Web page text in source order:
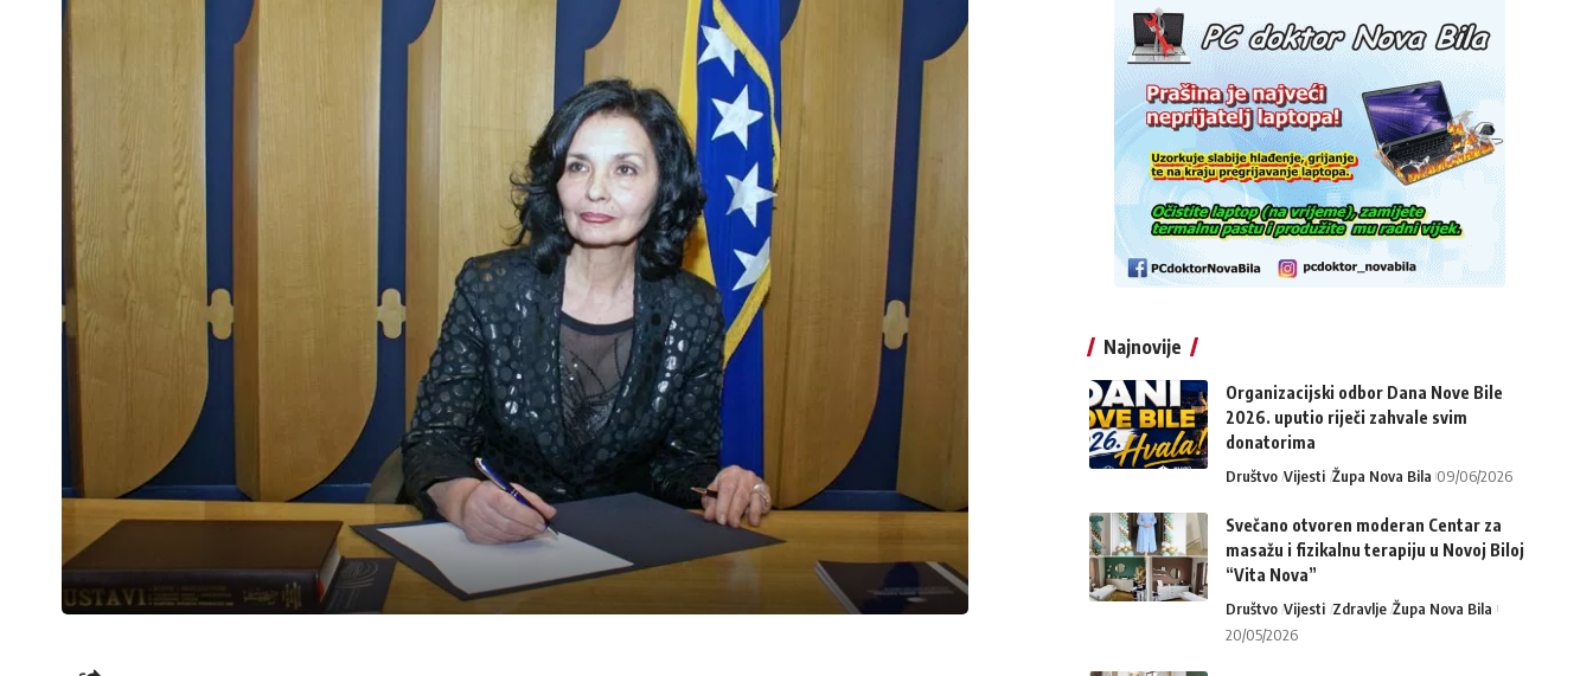
Najnovije
Organizacijski odbor Dana Nove Bile
2026. uputio riječi zahvale svim
donatorima
Društvo Vijesti Župa Nova Bila 09/06/2026
Svečano otvoren moderan Centar za
masažu i fizikalnu terapiju u Novoj Biloj
“Vita Nova”
Društvo Vijesti Zdravlje Župa Nova Bila
20/05/2026